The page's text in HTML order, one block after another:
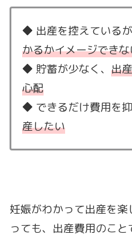
◆ 出産を控えているが
かるかイメージでき
◆ 貯蓄が少なく、 出
心配
◆ できるだけ費用を
産したい
妊娠がわかって出産を
っても、出産費用のこ